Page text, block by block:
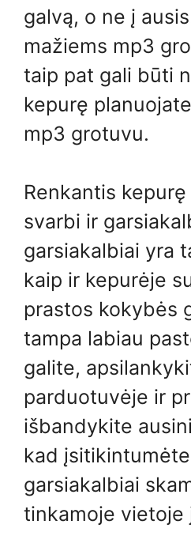
galvą, o ne į
mažiems mp3
taip pat gali būti
kepurę
mp3 grotuvu.
Renkantis
svarbi ir
garsiakalbiai yra
kaip ir kepurėje
prastos kokybės
tampa labiau
galite,
parduotuvėje ir
išbandykite
kad
garsiakalbiai
tinkamoje vietoje